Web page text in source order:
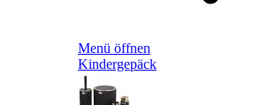
Menü öffnen
Kindergepäck